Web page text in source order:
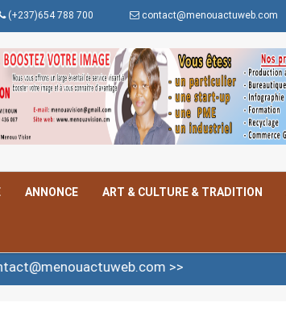
(+237)654 788 700 contact@menouactuweb.com
ANNONCE ART & CULTURE & TRADITION
>>